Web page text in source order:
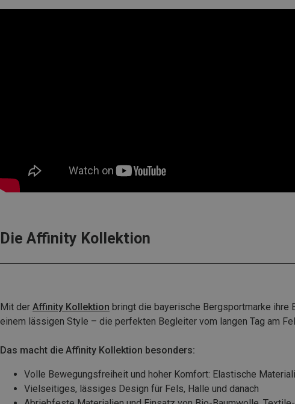
Die Affinity Kollektion
Mit der Affinity Kollektion bringt die bayerische Bergsportmarke ihre
einem lässigen Style – die perfekten Begleiter vom langen Tag am
Das macht die Affinity Kollektion besonders:
Volle Bewegungsfreiheit und hoher Komfort: Elastische
Vielseitiges, lässiges Design für Fels, Halle und danach